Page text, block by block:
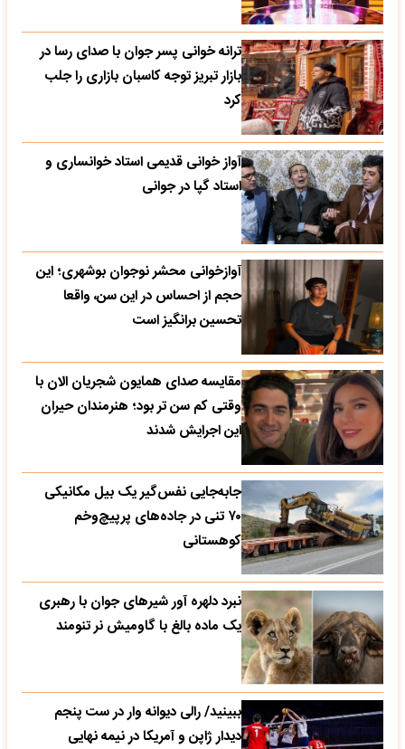
ترانه خوانی پسر جوان با صدای رسا در
بازار تبریز توجه کاسبان بازاری را جلب
کرد
آواز خوانی قدیمی استاد خوانساری و
استاد گپا در جوانی
آوازخوانی محشر نوجوان بوشهری؛ این
حجم از احساس در این سن، واقعا
تحسین‌ برانگیز است
مقایسه صدای همایون شجریان الان با
وقتی کم سن تر بود؛ هنرمندان حیران
این اجرایش شدند
جابه‌جایی نفس‌گیر یک بیل مکانیکی
۷۰ تنی در جاده‌های پرپیچ‌وخم
کوهستانی
نبرد دلهره آور شیرهای جوان با رهبری
یک ماده بالغ با گاومیش نر تنومند
ببینید/ رالی دیوانه وار در ست پنجم
دیدار ژاپن و آمریکا در نیمه نهایی